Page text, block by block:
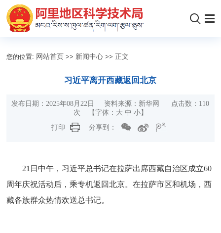
您的位置: 网站首页 >> 新闻中心 >> 正文
习近平离开西藏返回北京
发布日期：2025年08月22日 资料来源：新华网 点击数： 110
次
【字体： 大 中 小】
打印
分享到：
21日中午，习近平总书记在拉萨出席西藏自治区成立60
周年庆祝活动后，乘专机返回北京。在拉萨市区和机场，西
藏各族群众热情欢送总书记。